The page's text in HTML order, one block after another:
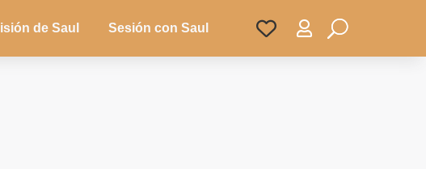
de Saul Sesión con Saul 